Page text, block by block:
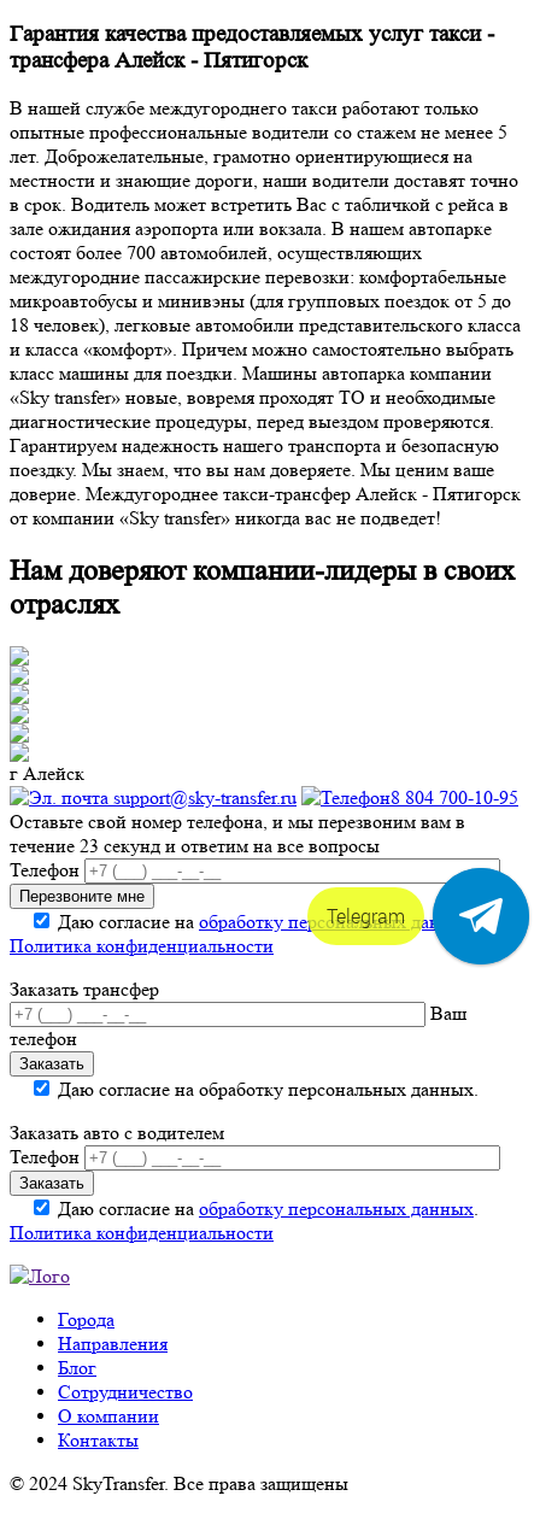
Гарантия качества предоставляемых услуг такси -
трансфера Алейск - Пятигорск
В нашей службе междугороднего такси работают только
опытные профессиональные водители со стажем не менее 5
лет. Доброжелательные, грамотно ориентирующиеся на
местности и знающие дороги, наши водители доставят точно
в срок. Водитель может встретить Вас с табличкой с рейса в
зале ожидания аэропорта или вокзала. В нашем автопарке
состоят более 700 автомобилей, осуществляющих
междугородние пассажирские перевозки: комфортабельные
микроавтобусы и минивэны (для групповых поездок от 5 до
18 человек), легковые автомобили представительского класса
и класса «комфорт». Причем можно самостоятельно выбрать
класс машины для поездки. Машины автопарка компании
«Sky transfer» новые, вовремя проходят ТО и необходимые
диагностические процедуры, перед выездом проверяются.
Гарантируем надежность нашего транспорта и безопасную
поездку. Мы знаем, что вы нам доверяете. Мы ценим ваше
доверие. Междугороднее такси-трансфер Алейск - Пятигорск
от компании «Sky transfer» никогда вас не подведет!
Нам доверяют компании-лидеры в своих
отраслях
г Алейск
support@sky-transfer.ru
8 804 700-10-95
Оставьте свой номер телефона, и мы перезвоним вам в
течение 23 секунд и ответим на все вопросы
Телефон
Даю согласие на обработку персональных данных.
Политика конфиденциальности
Заказать трансфер
Ваш
телефон
Даю согласие на обработку персональных данных.
Заказать авто с водителем
Телефон
Даю согласие на обработку персональных данных.
Политика конфиденциальности
Города
Направления
Блог
Сотрудничество
О компании
Контакты
© 2024 SkyTransfer. Все права защищены
Telegram